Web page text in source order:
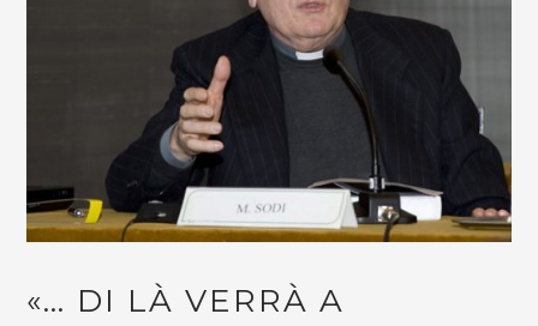
«… DI LÀ VERRÀ A